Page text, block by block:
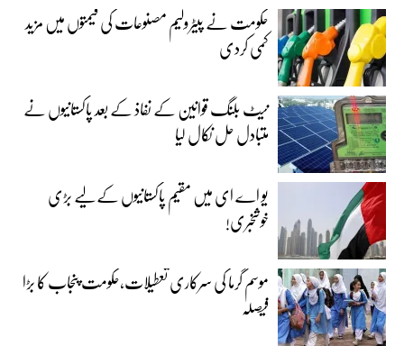
حکومت نے پیٹرولیم مصنوعات کی قیمتوں میں مزید
کمی کردی
نیٹ بلنگ قوانین کے نفاذ کے بعد پاکستانیوں نے
متبادل حل نکال لیا
یو اے ای میں مقیم پاکستانیوں کے لیے بڑی
خوشخبری!
موسم گرما کی سرکاری تعطیلات،حکومت پنجاب کا بڑا
فیصلہ